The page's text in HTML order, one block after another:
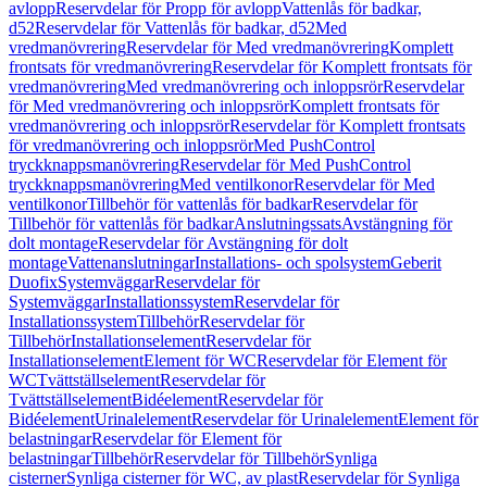
avloppReservdelar för Propp för avloppVattenlås för badkar,
d52Reservdelar för Vattenlås för badkar, d52Med
vredmanövreringReservdelar för Med vredmanövreringKomplett
frontsats för vredmanövreringReservdelar för Komplett frontsats för
vredmanövreringMed vredmanövrering och inloppsrörReservdelar
för Med vredmanövrering och inloppsrörKomplett frontsats för
vredmanövrering och inloppsrörReservdelar för Komplett frontsats
för vredmanövrering och inloppsrörMed PushControl
tryckknappsmanövreringReservdelar för Med PushControl
tryckknappsmanövreringMed ventilkonorReservdelar för Med
ventilkonorTillbehör för vattenlås för badkarReservdelar för
Tillbehör för vattenlås för badkarAnslutningssatsAvstängning för
dolt montageReservdelar för Avstängning för dolt
montageVattenanslutningarInstallations- och spolsystemGeberit
DuofixSystemväggarReservdelar för
SystemväggarInstallationssystemReservdelar för
InstallationssystemTillbehörReservdelar för
TillbehörInstallationselementReservdelar för
InstallationselementElement för WCReservdelar för Element för
WCTvättställselementReservdelar för
TvättställselementBidéelementReservdelar för
BidéelementUrinalelementReservdelar för UrinalelementElement för
belastningarReservdelar för Element för
belastningarTillbehörReservdelar för TillbehörSynliga
cisternerSynliga cisterner för WC, av plastReservdelar för Synliga